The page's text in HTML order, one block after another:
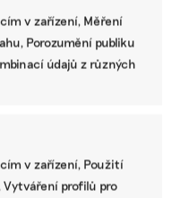
v zařízení, Měření
Porozumění publiku
údajů z různých
v zařízení, Použití
profilů pro
mají pomáhat
reportováním
EFRAG a vznikly
| dobrovolné vykazování